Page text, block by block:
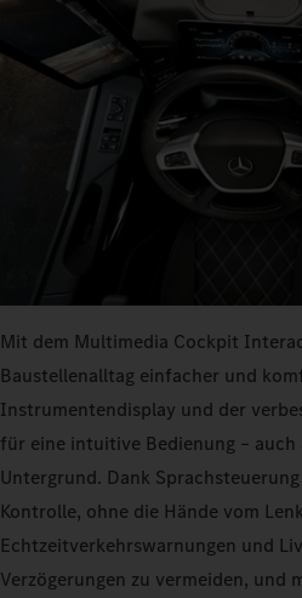
Mit dem Multimedia Cockpit
Baustellenalltag einfacher und
Instrumentendisplay und der
für eine intuitive Bedienung – auch
Untergrund. Dank
Kontrolle, ohne die Hände vom
Echtzeitverkehrswarnungen und
Verzögerungen zu vermeiden, und